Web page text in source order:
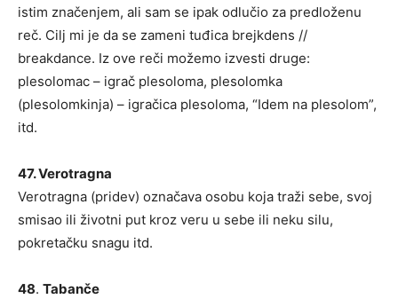
istim značenjem, ali sam se ipak odlučio za predloženu
reč. Cilj mi je da se zameni tuđica brejkdens //
breakdance. Iz ove reči možemo izvesti druge:
plesolomac – igrač plesoloma, plesolomka
(plesolomkinja) – igračica plesoloma, “Idem na plesolom”,
itd.
47. Verotragna
Verotragna (pridev) označava osobu koja traži sebe, svoj
smisao ili životni put kroz veru u sebe ili neku silu,
pokretačku snagu itd.
48. Tabanče